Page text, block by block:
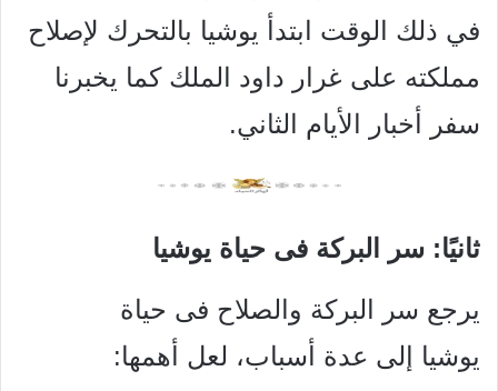
في ذلك الوقت ابتدأ يوشيا بالتحرك لإصلاح
مملكته على غرار داود الملك كما يخبرنا
سفر أخبار الأيام الثاني.
ثانيًا: سر البركة فى حياة يوشيا
يرجع سر البركة والصلاح فى حياة
يوشيا إلى عدة أسباب، لعل أهمها: